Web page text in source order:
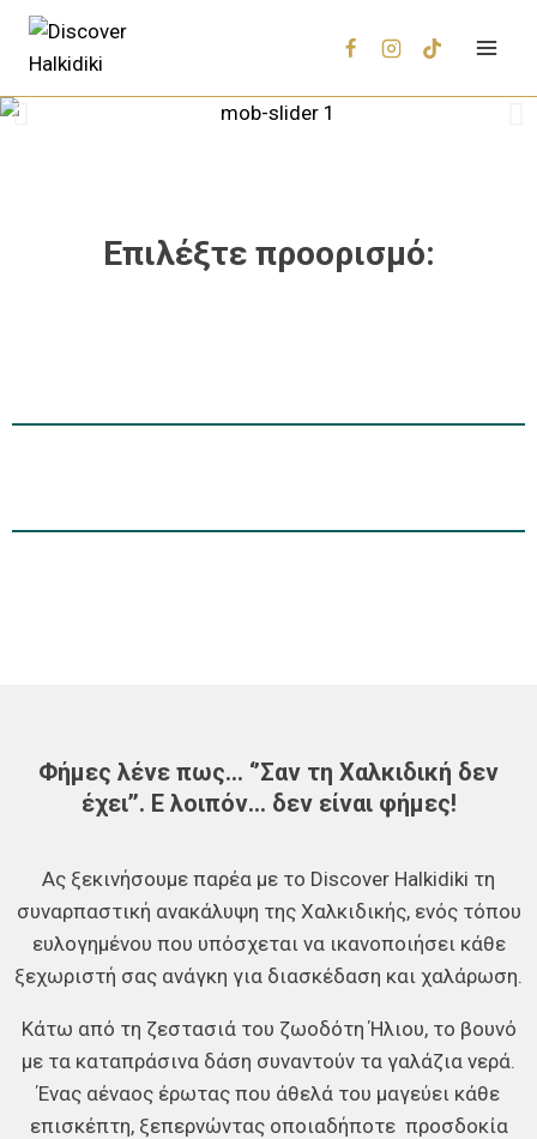
Επιλέξτε προορισμό:
Φήμες λένε πως… ‘’Σαν τη Χαλκιδική δεν
έχει’’. Ε λοιπόν… δεν είναι φήμες!
Ας ξεκινήσουμε παρέα με το Discover Halkidiki τη
συναρπαστική ανακάλυψη της Χαλκιδικής, ενός τόπου
ευλογημένου που υπόσχεται να ικανοποιήσει κάθε
ξεχωριστή σας ανάγκη για διασκέδαση και χαλάρωση.
Κάτω από τη ζεστασιά του ζωοδότη Ήλιου, το βουνό
με τα καταπράσινα δάση συναντούν τα γαλάζια νερά.
Ένας αέναος έρωτας που άθελά του μαγεύει κάθε
επισκέπτη, ξεπερνώντας οποιαδήποτε προσδοκία